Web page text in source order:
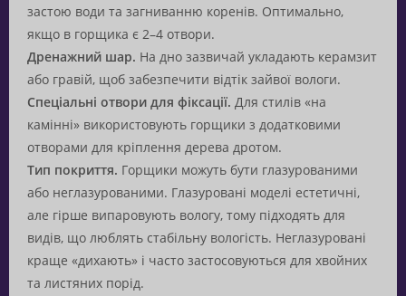
застою води та загниванню коренів. Оптимально,
якщо в горщика є 2–4 отвори.
Дренажний шар. На дно зазвичай укладають керамзит
або гравій, щоб забезпечити відтік зайвої вологи.
Спеціальні отвори для фіксації. Для стилів «на
камінні» використовують горщики з додатковими
отворами для кріплення дерева дротом.
Тип покриття. Горщики можуть бути глазурованими
або неглазурованими. Глазуровані моделі естетичні,
але гірше випаровують вологу, тому підходять для
видів, що люблять стабільну вологість. Неглазуровані
краще «дихають» і часто застосовуються для хвойних
та листяних порід.